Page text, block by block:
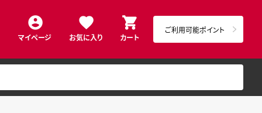
マイページ お気に入り カート
ご利用可能ポイント